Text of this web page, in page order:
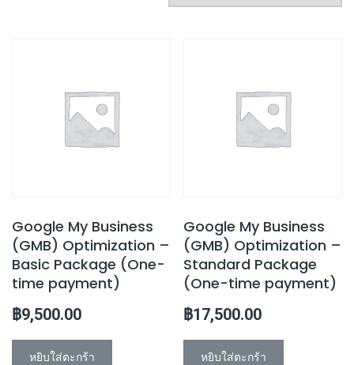
Google My Business
(GMB) Optimization –
Basic Package (One-
time payment)
฿9,500.00
หยิบใส่ตะกร้า
Google My Business
(GMB) Optimization –
Standard Package
(One-time payment)
฿17,500.00
หยิบใส่ตะกร้า